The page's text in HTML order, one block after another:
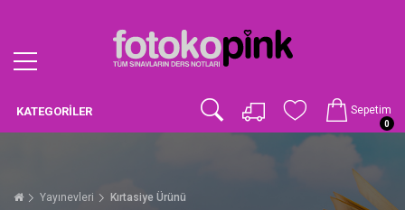
0
Sepetim
KATEGORILER
Yayınevleri Kırtasiye Ürünü